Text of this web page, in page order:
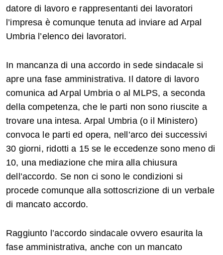
datore di lavoro e rappresentanti dei lavoratori
l’impresa è comunque tenuta ad inviare ad Arpal
Umbria l’elenco dei lavoratori.
In mancanza di una accordo in sede sindacale si
apre una fase amministrativa. Il datore di lavoro
comunica ad Arpal Umbria o al MLPS, a seconda
della competenza, che le parti non sono riuscite a
trovare una intesa. Arpal Umbria (o il Ministero)
convoca le parti ed opera, nell’arco dei successivi
30 giorni, ridotti a 15 se le eccedenze sono meno di
10, una mediazione che mira alla chiusura
dell’accordo. Se non ci sono le condizioni si
procede comunque alla sottoscrizione di un verbale
di mancato accordo.
Raggiunto l’accordo sindacale ovvero esaurita la
fase amministrativa, anche con un mancato